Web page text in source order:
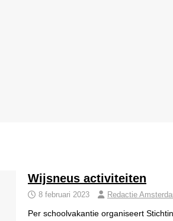
Wijsneus activiteiten
8 februari 2023 Redactie
Per schoolvakantie organiseert